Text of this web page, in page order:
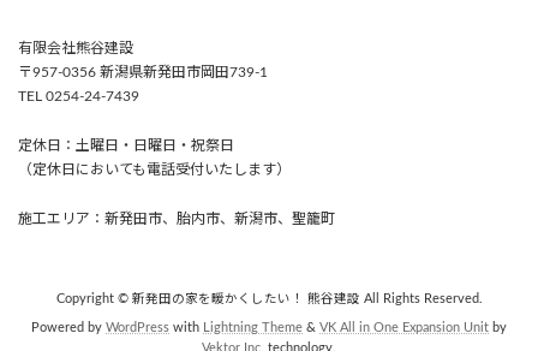
有限会社熊谷建設
〒957-0356 新潟県新発田市岡田739-1
TEL 0254-24-7439
定休日：土曜日・日曜日・祝祭日
（定休日においても電話受付いたします）
施工エリア：新発田市、胎内市、新潟市、聖籠町
Copyright © 新発田の家を暖かくしたい！ 熊谷建設 All Rights Reserved.
Powered by WordPress with Lightning Theme & VK All in One Expansion Unit by
Vektor,Inc. technology.